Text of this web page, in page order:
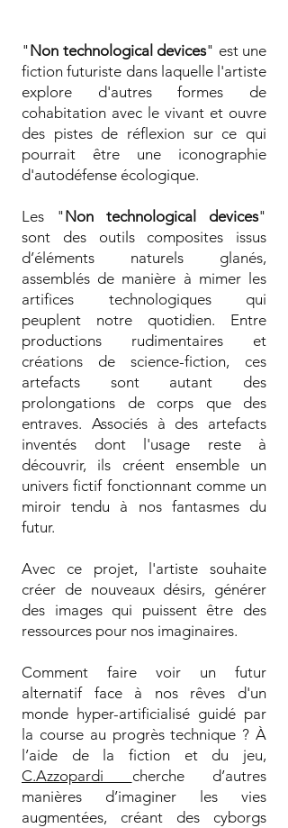
"Non technological devices" est une
fiction futuriste dans laquelle l'artiste
explore d'autres formes de
cohabitation avec le vivant et ouvre
des pistes de réflexion sur ce qui
pourrait être une iconographie
d'autodéfense écologique.
Les "Non technological devices"
sont des outils composites issus
d’éléments naturels glanés,
assemblés de manière à mimer les
artifices technologiques qui
peuplent notre quotidien. Entre
productions rudimentaires et
créations de science-fiction, ces
artefacts sont autant des
prolongations de corps que des
entraves. Associés à des artefacts
inventés dont l'usage reste à
découvrir, ils créent ensemble un
univers fictif fonctionnant comme un
miroir tendu à nos fantasmes du
futur.
Avec ce projet, l'artiste souhaite
créer de nouveaux désirs, générer
des images qui puissent être des
ressources pour nos imaginaires.
Comment faire voir un futur
alternatif face à nos rêves d'un
monde hyper-artificialisé guidé par
la course au progrès technique ? À
l’aide de la fiction et du jeu,
C.Azzopardi cherche d’autres
manières d’imaginer les vies
augmentées, créant des cyborgs